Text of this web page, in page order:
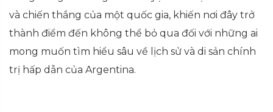
và chiến thắng của một quốc gia, khiến nơi đây trở
thành điểm đến không thể bỏ qua đối với những ai
mong muốn tìm hiểu sâu về lịch sử và di sản chính
trị hấp dẫn của Argentina.